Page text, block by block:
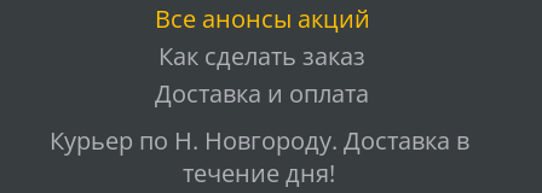
Все анонсы акций
Как сделать заказ
Доставка и оплата
Курьер по Н. Новгороду. Доставка в
течение дня!